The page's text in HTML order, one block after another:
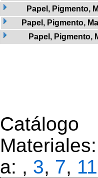
Papel, Pigmento,
Papel, Pigmento,
Papel, Pigmento,
a: , 3, 7, 11